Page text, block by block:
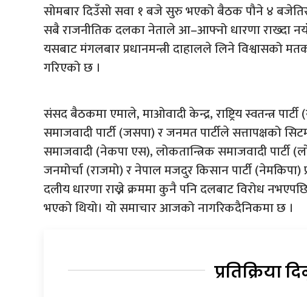
सोमबार दिउँसो सवा १ बजे सुरु भएको बैठक पौने ४ बजेतिर
सबै राजनीतिक दलका नेताले आ–आफ्नो धारणा राख्दा
यसबाट मंगलबार प्रधानमन्त्री दाहालले लिने
गरिएको छ ।
संसद बैठकमा एमाले, माओवादी केन्द्र, राष्ट्रिय स्वतन्त्र पार्टी
समाजवादी पार्टी (जसपा) र जनमत पार्टीले सत्तापक्षको
समाजवादी (नेकपा एस), लोकतान्त्रिक समाजवादी पार्टी
जनमोर्चा (राजमो) र नेपाल मजदुर किसान पार्टी
दलीय धारणा राख्ने क्रममा कुनै पनि दलबाट विरोध
भएको थियो। यो समाचार आजको नागरिकदैनिकमा छ ।
प्रतिक्रिया